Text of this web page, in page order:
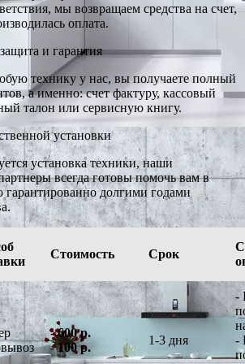
мы возвращаем средства на счет,
оплата.
и гарантия
технику у нас, вы получаете полный
а именно: счет фактуру, кассовый
талон или сервисную книгу.
установки
установка техники, наши
всегда готовы помочь вам в
гарантированно долгими годами
Стоимость Срок
-600 р.
-100 р.
1-3 дня
-
-